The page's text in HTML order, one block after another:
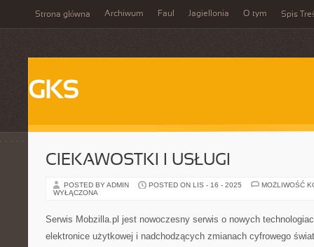
Strona główna Archiwum Faul Jagiellonia O tym Spis
GKS
CIEKAWOSTKI I USŁUGI
POSTED BY ADMIN POSTED ON LIS - 16 - 2025
MOŻLIWOŚĆ
WYŁĄCZONA
Serwis Mobzilla.pl jest nowoczesny serwis o nowych
elektronice użytkowej i nadchodzących zmianach cyfrowego